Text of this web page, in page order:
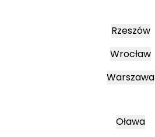
Rzeszów
Wrocław
Warszawa
Oława